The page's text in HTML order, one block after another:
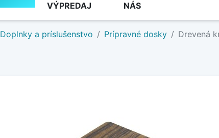
VÝPREDAJ
NÁS
Doplnky a príslušenstvo Prípravné dosky Drevená